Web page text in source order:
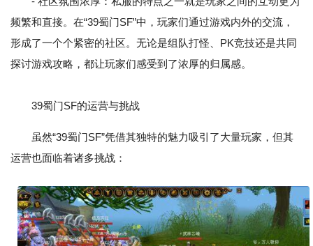
频繁和直接。在“39蜀门SF”中，玩家们通过游戏内外的交流，
形成了一个个紧密的社区。无论是组队打怪、PK竞技还是共同
探讨游戏攻略，都让玩家们感受到了浓厚的归属感。
39蜀门SF的运营与挑战
虽然“39蜀门SF”凭借其独特的魅力吸引了大量玩家，但其
运营也面临着诸多挑战：